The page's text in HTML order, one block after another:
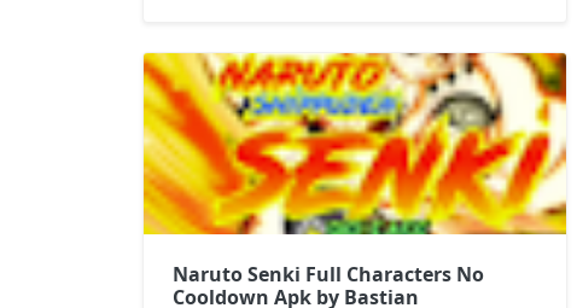
Naruto Senki Full Characters No
Cooldown Apk by Bastian